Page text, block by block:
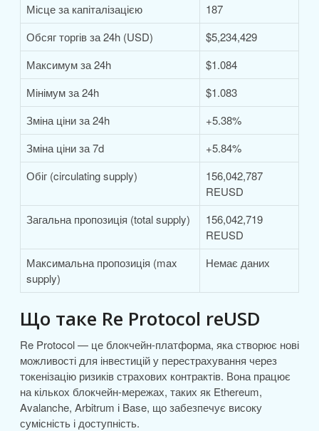
Місце за капіталізацією
187
Обсяг торгів за 24h (USD)
$5,234,429
Максимум за 24h
$1.084
Мінімум за 24h
$1.083
Зміна ціни за 24h
+5.38%
Зміна ціни за 7d
+5.84%
Обіг (circulating supply)
156,042,787
REUSD
Загальна пропозиція (total supply)
156,042,719
REUSD
Максимальна пропозиція (max
supply)
Немає даних
Що таке Re Protocol reUSD
Re Protocol — це блокчейн-платформа, яка створює нові
можливості для інвестицій у перестрахування через
токенізацію ризиків страхових контрактів. Вона працює
на кількох блокчейн-мережах, таких як Ethereum,
Avalanche, Arbitrum і Base, що забезпечує високу
сумісність і доступність.